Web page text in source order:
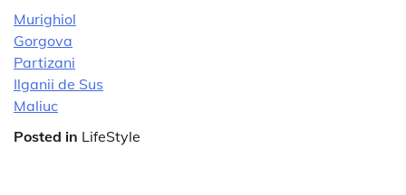
Murighiol
Gorgova
Partizani
Ilganii de Sus
Maliuc
Posted in LifeStyle